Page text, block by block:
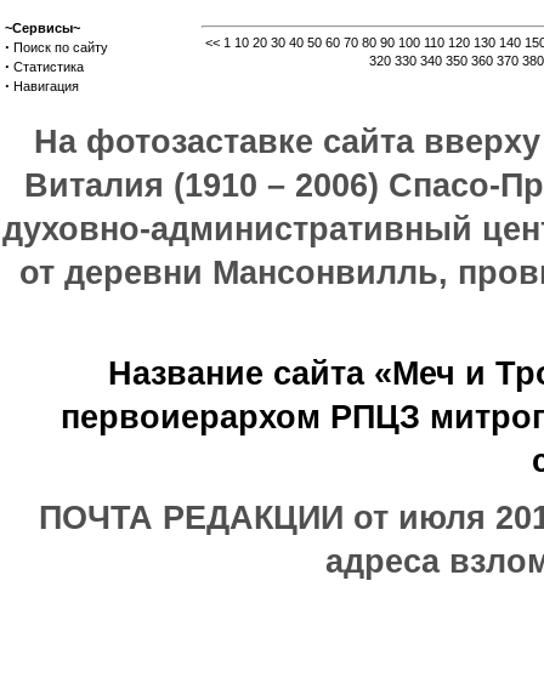
~Сервисы~
· Поиск по сайту
· Статистика
· Навигация
<< 1 10 20 30 40 50 60 70 80 90 100 110 120 130 140
320 330 340 350 360 370 380
На фотозаставке сайта
Виталия (1910 – 2006) Спасо-
духовно-административный
от деревни Мансонвилль,
Название сайта «Меч и
первоиерархом РПЦЗ
ПОЧТА РЕДАКЦИИ от июля
адреса